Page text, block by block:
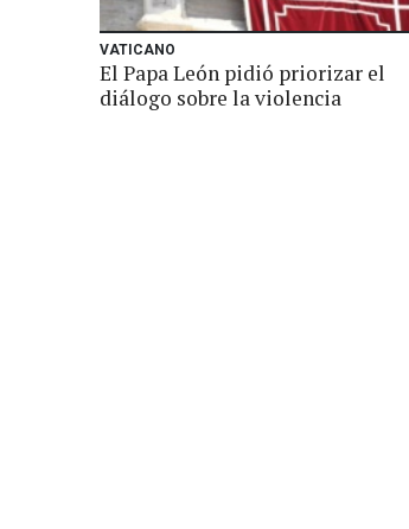
VATICANO
El Papa León pidió priorizar el
diálogo sobre la violencia